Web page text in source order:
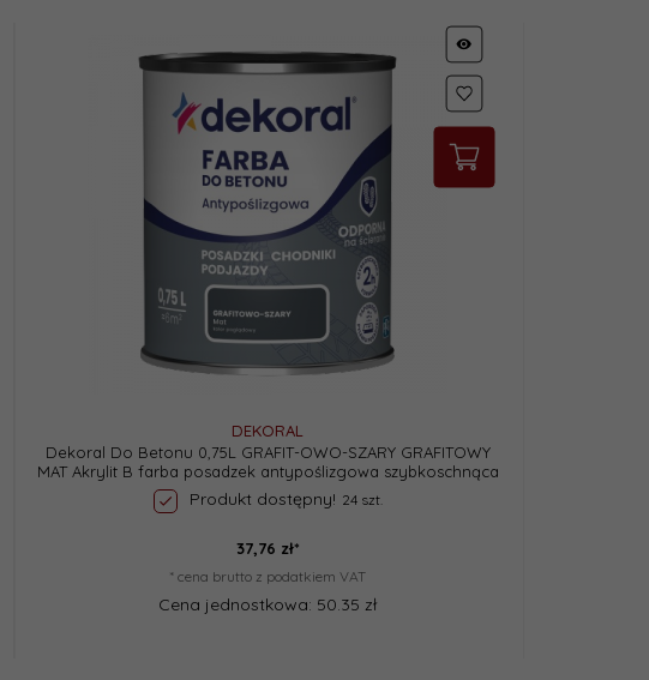
DEKORAL
Dekoral Do Betonu 0,75L GRAFIT-OWO-SZARY GRAFITOWY
MAT Akrylit B farba posadzek antypoślizgowa szybkoschnąca
Produkt dostępny! 24 szt.
37,76 zł*
* cena brutto z podatkiem VAT
Cena jednostkowa: 50.35 zł